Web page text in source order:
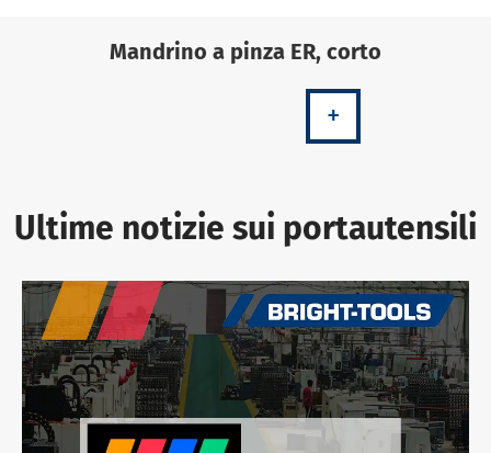
Mandrino a pinza ER, corto
+
Ultime notizie sui portautensili